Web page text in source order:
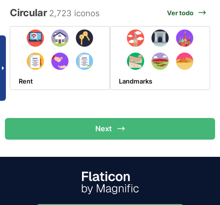
Circular 2,723 iconos Ver todo
Rent Landmarks
Next